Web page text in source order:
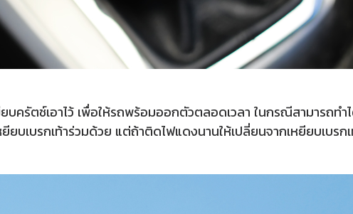
บครัตช์เอาไว้ เพื่อให้รถพร้อมออกตัวตลอดเวลา ในกรณีสามารถท
ยบเบรกเท้าร่วมด้วย แต่ถ้าติดไฟแดงนานให้เปลี่ยนจากเหยียบเบรก